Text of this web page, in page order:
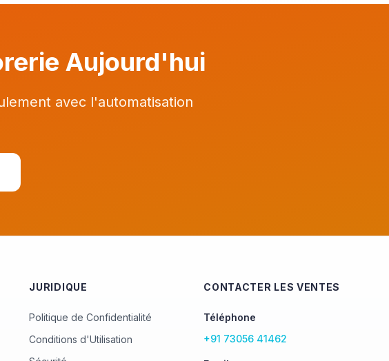
Aujourd'hui
avec l'automatisation
JURIDIQUE
Politique de Confidentialité
Conditions d'Utilisation
CONTACTER LES VENTES
Téléphone
+91 73056 41462